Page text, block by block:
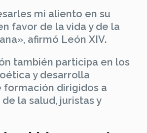
mi aliento en su
favor de la vida y de la
afirmó León XIV.
también participa en los
y desarrolla
formación dirigidos a
la salud, juristas y